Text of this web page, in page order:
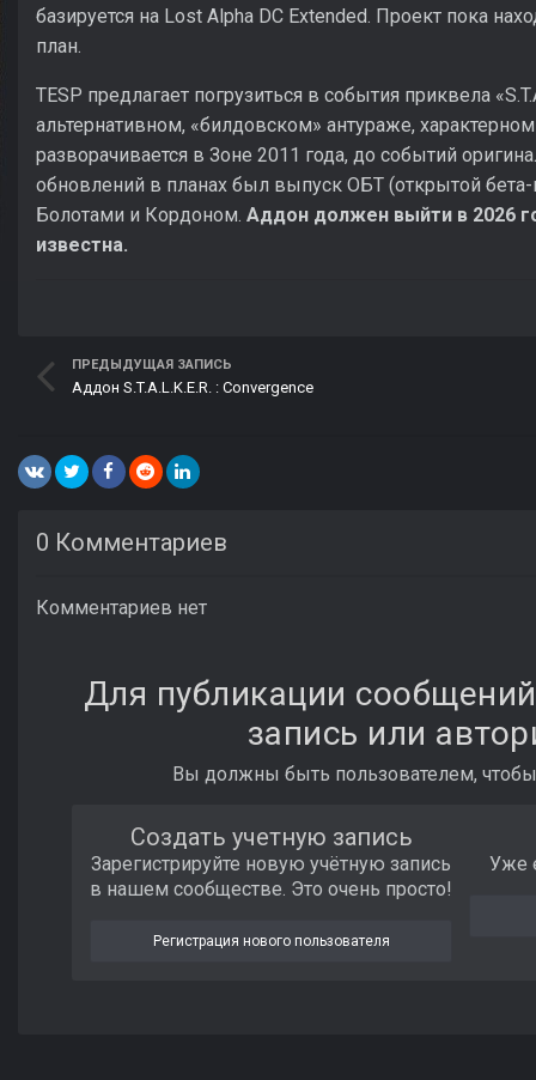
базируется на Lost Alpha DC Extended. Проект пока
план.
TESP предлагает погрузиться в события приквела
альтернативном, «билдовском» антураже,
разворачивается в Зоне 2011 года, до событий
обновлений в планах был выпуск ОБТ (открытой
Болотами и Кордоном. Аддон должен выйти в 2026
известна.
ПРЕДЫДУЩАЯ ЗАПИСЬ
Аддон S.T.A.L.K.E.R. : Convergence
0 Комментариев
Комментариев нет
Для публикации
запись или
Вы должны быть пользователем,
Создать учетную запись
Зарегистрируйте новую учётную запись
в нашем сообществе. Это очень просто!
Регистрация нового пользователя
Уже